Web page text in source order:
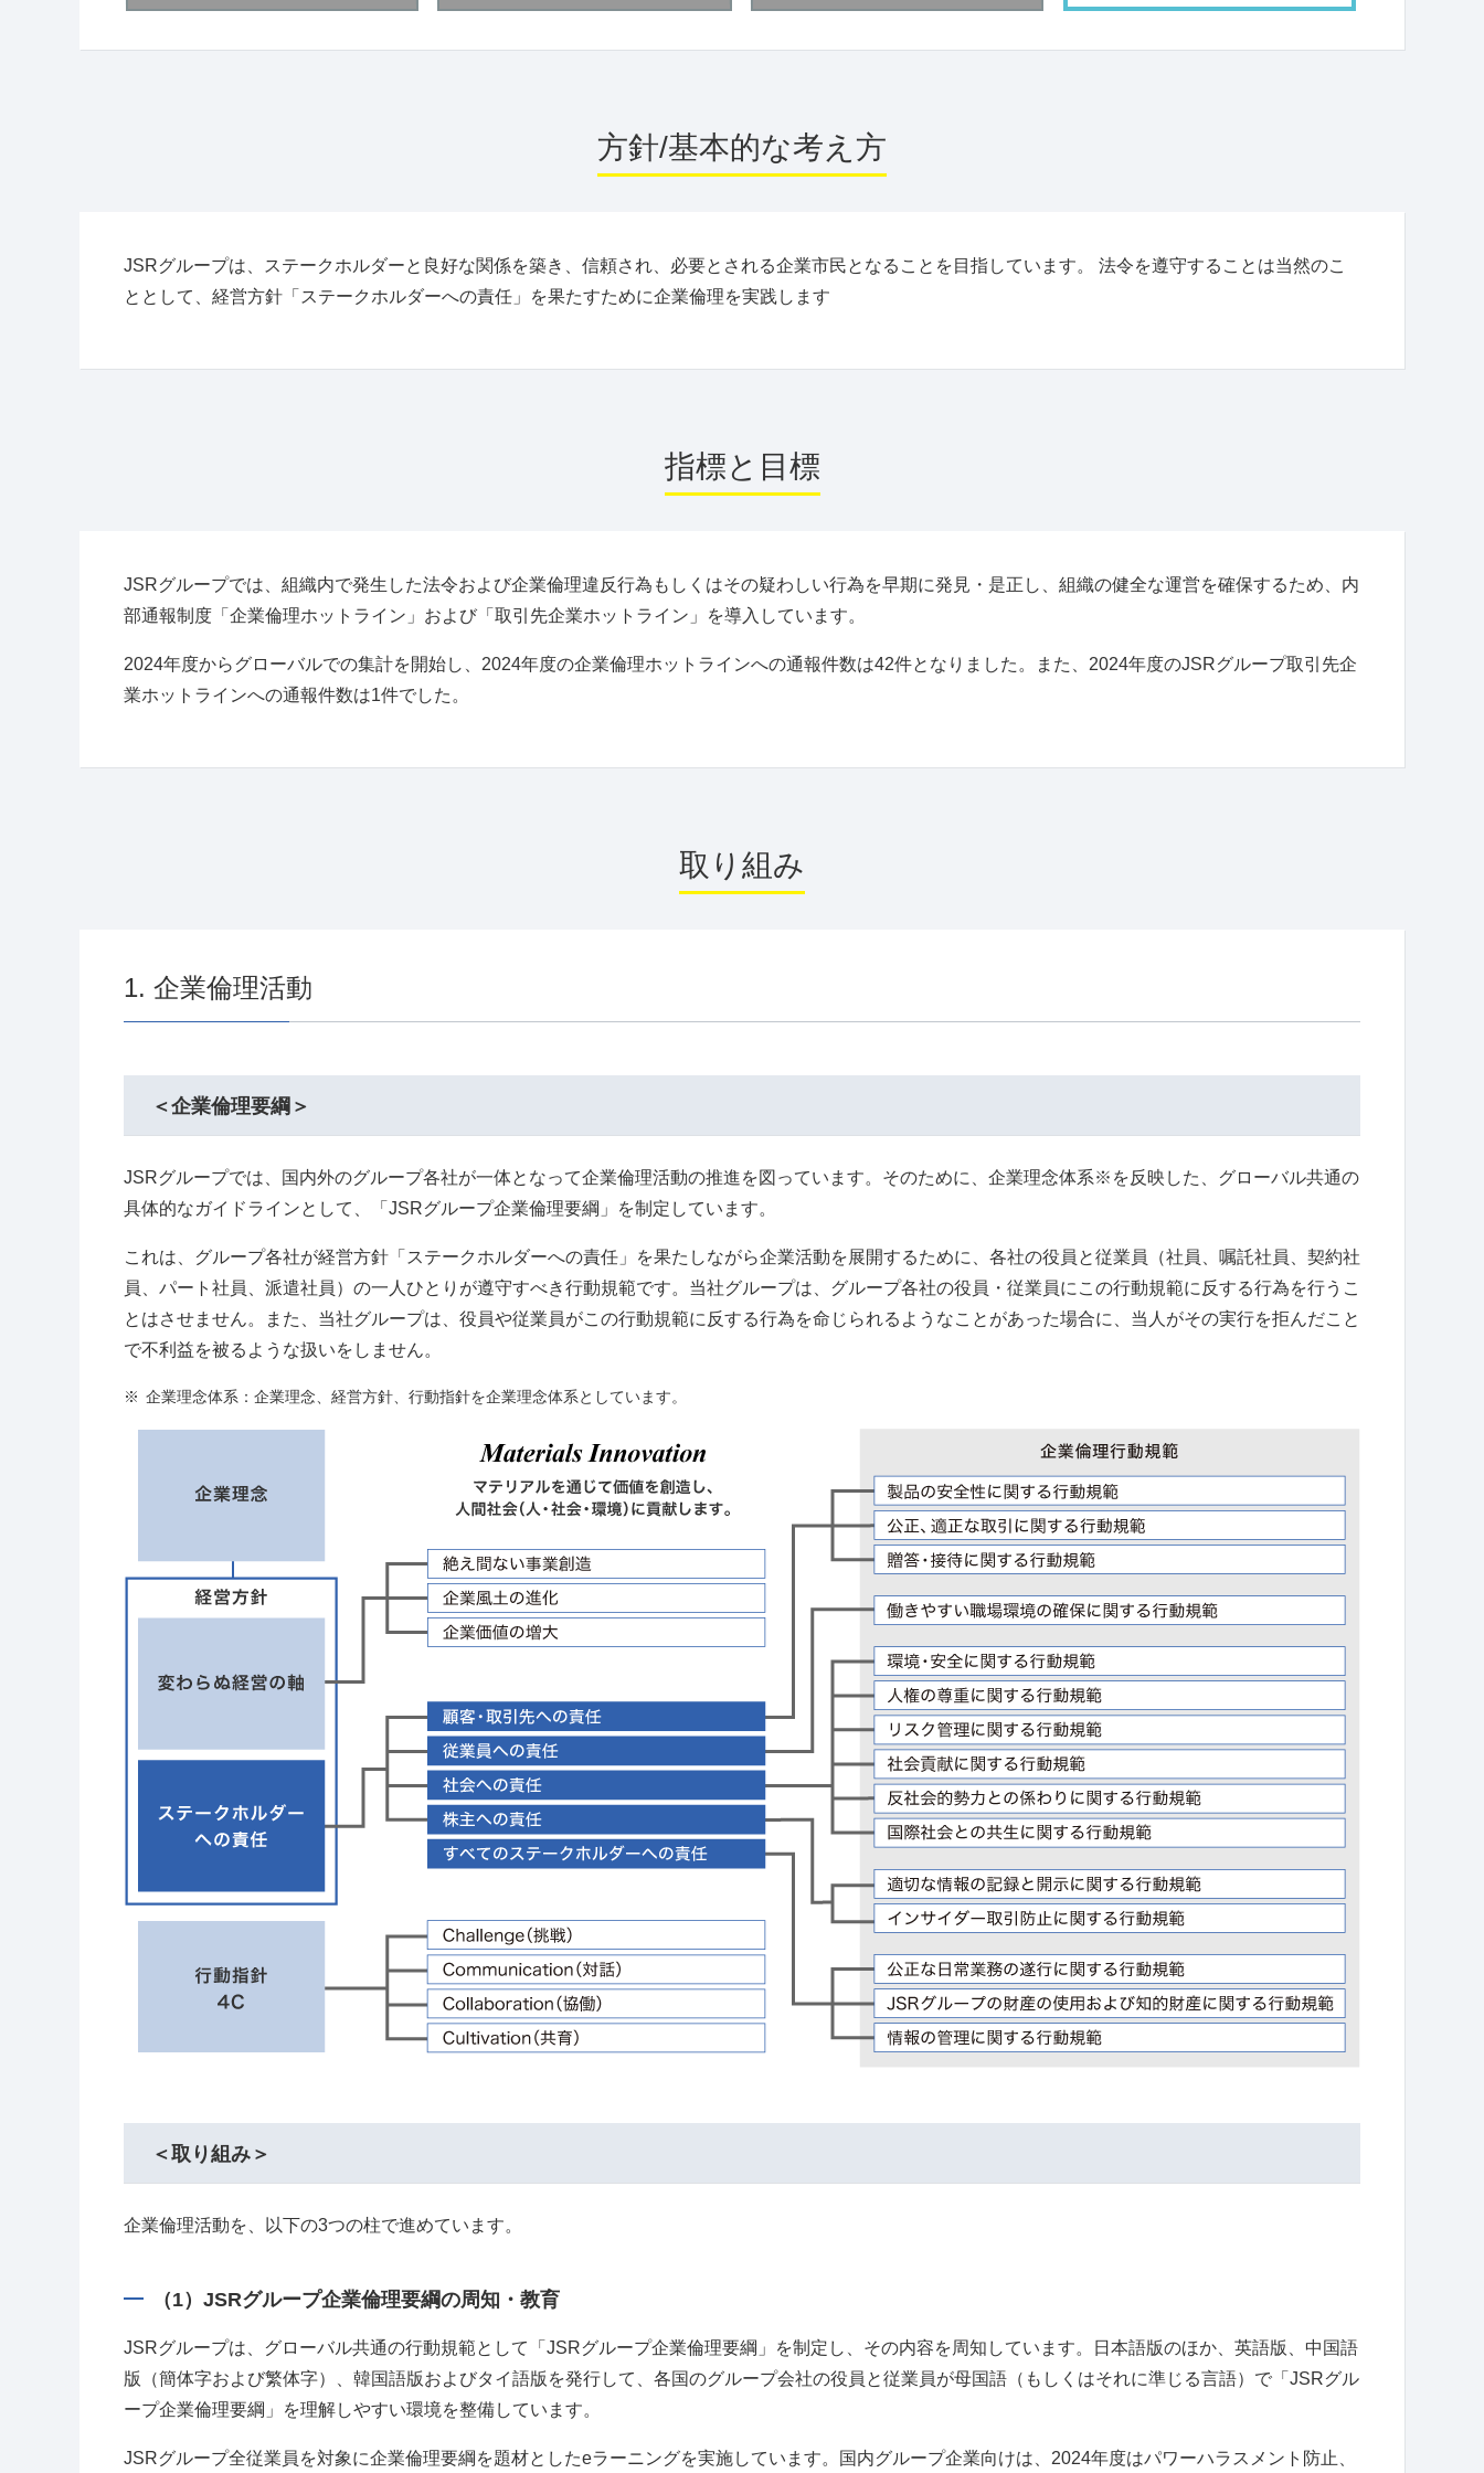
方針/基本的な考え方
JSRグループは、ステークホルダーと良好な関係を築き、信頼され、必要とされる企業市民となることを目指しています。 法令を遵守することは当然のこ
ととして、経営方針「ステークホルダーへの責任」を果たすために企業倫理を実践します
指標と目標
JSRグループでは、組織内で発生した法令および企業倫理違反行為もしくはその疑わしい行為を早期に発見・是正し、組織の健全な運営を確保するため、内
部通報制度「企業倫理ホットライン」および「取引先企業ホットライン」を導入しています。
2024年度からグローバルでの集計を開始し、2024年度の企業倫理ホットラインへの通報件数は42件となりました。また、2024年度のJSRグループ取引先企
業ホットラインへの通報件数は1件でした。
取り組み
1. 企業倫理活動
＜企業倫理要綱＞
JSRグループでは、国内外のグループ各社が一体となって企業倫理活動の推進を図っています。そのために、企業理念体系※を反映した、グローバル共通の
具体的なガイドラインとして、「JSRグループ企業倫理要綱」を制定しています。
これは、グループ各社が経営方針「ステークホルダーへの責任」を果たしながら企業活動を展開するために、各社の役員と従業員（社員、嘱託社員、契約社
員、パート社員、派遣社員）の一人ひとりが遵守すべき行動規範です。当社グループは、グループ各社の役員・従業員にこの行動規範に反する行為を行うこ
とはさせません。また、当社グループは、役員や従業員がこの行動規範に反する行為を命じられるようなことがあった場合に、当人がその実行を拒んだこと
で不利益を被るような扱いをしません。
※ 企業理念体系：企業理念、経営方針、行動指針を企業理念体系としています。
＜取り組み＞
企業倫理活動を、以下の3つの柱で進めています。
（1）JSRグループ企業倫理要綱の周知・教育
JSRグループは、グローバル共通の行動規範として「JSRグループ企業倫理要綱」を制定し、その内容を周知しています。日本語版のほか、英語版、中国語
版（簡体字および繁体字）、韓国語版およびタイ語版を発行して、各国のグループ会社の役員と従業員が母国語（もしくはそれに準じる言語）で「JSRグル
ープ企業倫理要綱」を理解しやすい環境を整備しています。
JSRグループ全従業員を対象に企業倫理要綱を題材としたeラーニングを実施しています。国内グループ企業向けは、2024年度はパワーハラスメント防止、